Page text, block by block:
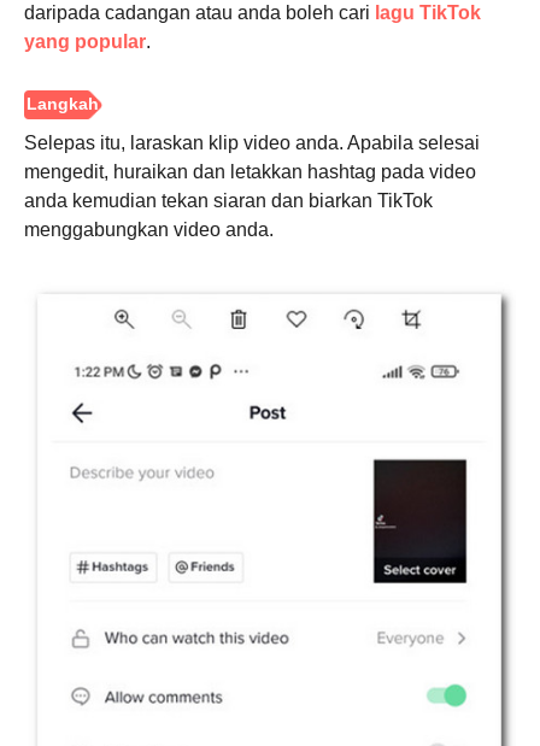
Langkah
daripada cadangan atau anda boleh cari lagu TikTok
yang popular.
Selepas itu, laraskan klip video anda. Apabila selesai
mengedit, huraikan dan letakkan hashtag pada video
anda kemudian tekan siaran dan biarkan TikTok
menggabungkan video anda.